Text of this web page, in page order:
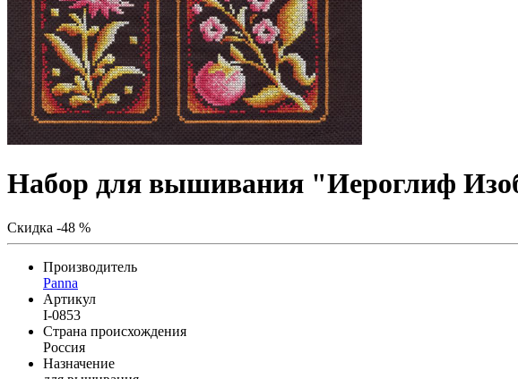
Набор для вышивания "Иероглиф
Скидка -48 %
Производитель
Panna
Артикул
I-0853
Страна происхождения
Россия
Назначение